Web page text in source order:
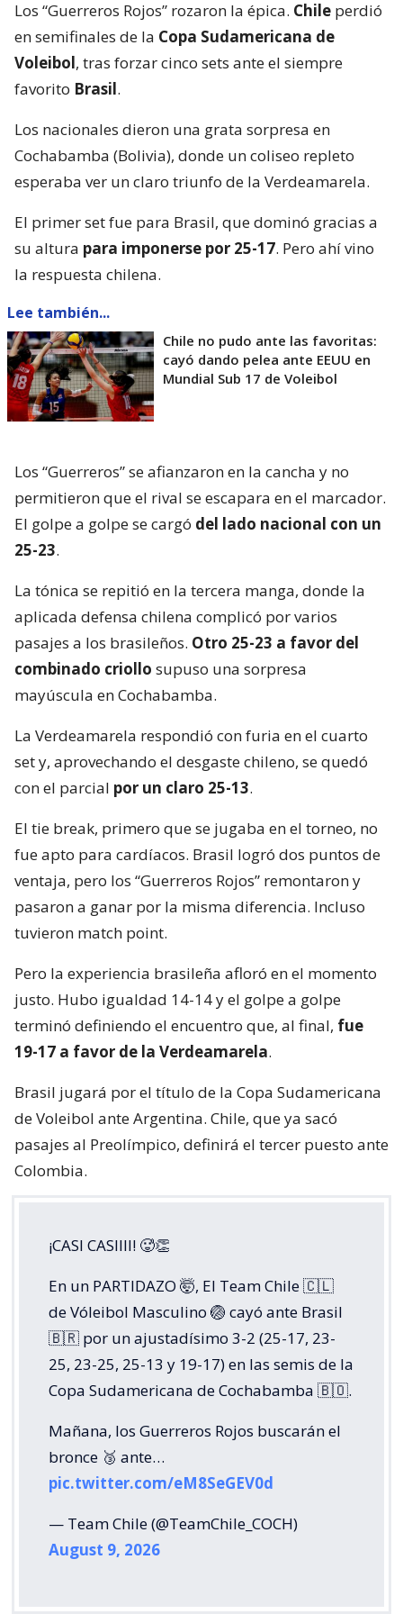
Los “Guerreros Rojos” rozaron la épica. Chile perdió
en semifinales de la Copa Sudamericana de
Voleibol, tras forzar cinco sets ante el siempre
favorito Brasil.
Los nacionales dieron una grata sorpresa en
Cochabamba (Bolivia), donde un coliseo repleto
esperaba ver un claro triunfo de la Verdeamarela.
El primer set fue para Brasil, que dominó gracias a
su altura para imponerse por 25-17. Pero ahí vino
la respuesta chilena.
Lee también...
Chile no pudo ante las favoritas:
cayó dando pelea ante EEUU en
Mundial Sub 17 de Voleibol
Los “Guerreros” se afianzaron en la cancha y no
permitieron que el rival se escapara en el marcador.
El golpe a golpe se cargó del lado nacional con un
25-23.
La tónica se repitió en la tercera manga, donde la
aplicada defensa chilena complicó por varios
pasajes a los brasileños. Otro 25-23 a favor del
combinado criollo supuso una sorpresa
mayúscula en Cochabamba.
La Verdeamarela respondió con furia en el cuarto
set y, aprovechando el desgaste chileno, se quedó
con el parcial por un claro 25-13.
El tie break, primero que se jugaba en el torneo, no
fue apto para cardíacos. Brasil logró dos puntos de
ventaja, pero los “Guerreros Rojos” remontaron y
pasaron a ganar por la misma diferencia. Incluso
tuvieron match point.
Pero la experiencia brasileña afloró en el momento
justo. Hubo igualdad 14-14 y el golpe a golpe
terminó definiendo el encuentro que, al final, fue
19-17 a favor de la Verdeamarela.
Brasil jugará por el título de la Copa Sudamericana
de Voleibol ante Argentina. Chile, que ya sacó
pasajes al Preolímpico, definirá el tercer puesto ante
Colombia.
¡CASI CASIIII! 🥵👏
En un PARTIDAZO 🤯, El Team Chile 🇨🇱
de Vóleibol Masculino 🏐 cayó ante Brasil
🇧🇷 por un ajustadísimo 3-2 (25-17, 23-
25, 23-25, 25-13 y 19-17) en las semis de la
Copa Sudamericana de Cochabamba 🇧🇴.
Mañana, los Guerreros Rojos buscarán el
bronce 🥉 ante…
pic.twitter.com/eM8SeGEV0d
— Team Chile (@TeamChile_COCH)
August 9, 2026